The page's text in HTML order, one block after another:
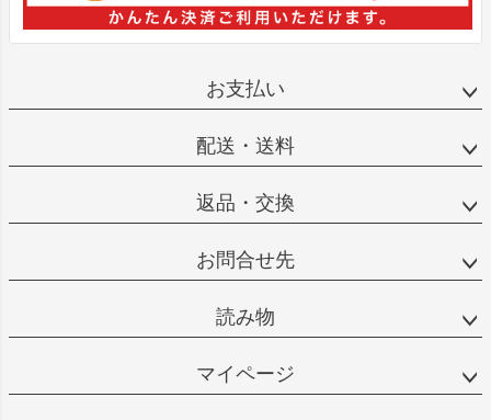
お支払い
配送・送料
返品・交換
お問合せ先
読み物
マイページ